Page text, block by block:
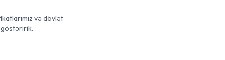
və dövlət
göstəririk.